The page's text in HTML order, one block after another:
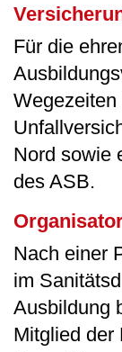
Für die
Nord sowie
des ASB.
Nach einer
im
Ausbildung
Mitglied der